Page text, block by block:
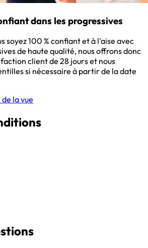
dans les progressives
soyez 100 % confiant et à l'aise avec
de haute qualité, nous offrons donc
client de 28 jours et nous
si nécessaire à partir de la date
la vue